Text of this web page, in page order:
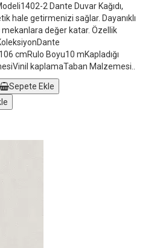
2 Dante Duvar Kağıdı,
hale getirmenizi sağlar. Dayanıklı
mekanlara değer katar. Özellik
cmRulo Boyu10 mKapladığı
kaplamaTaban Malzemesi..
Sepete Ekle